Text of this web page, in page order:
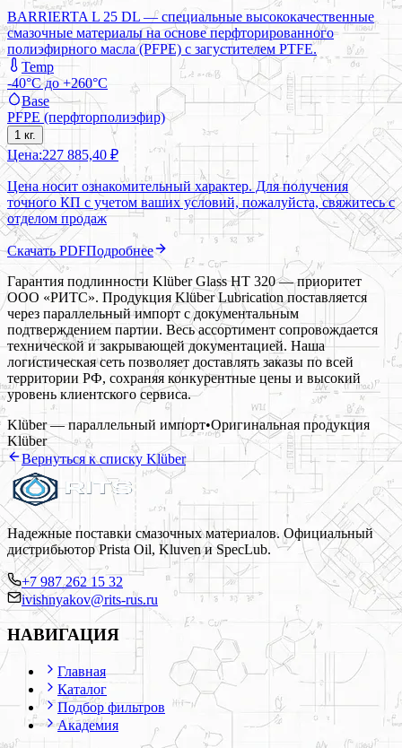
BARRIERTA L 25 DL — специальные высококачественные
смазочные материалы на основе перфторированного
полиэфирного масла (PFPE) с загустителем PTFE.
Temp
-40°C до +260°C
Base
PFPE (перфторполиэфир)
1 кг.
Цена:227 885,40 ₽
Цена носит ознакомительный характер. Для получения
точного КП с учетом ваших условий, пожалуйста, свяжитесь с
отделом продаж
Скачать PDFПодробнее
Гарантия подлинности Klüber Glass HT 320 — приоритет
ООО «РИТС». Продукция Klüber Lubrication поставляется
через параллельный импорт с документальным
подтверждением партии. Весь ассортимент сопровождается
технической и закрывающей документацией. Наша
логистическая сеть позволяет доставлять заказы по всей
территории РФ, сохраняя конкурентные цены и высокий
уровень клиентского сервиса.
Klüber — параллельный импорт•Оригинальная продукция
Klüber
Вернуться к списку Klüber
Надежные поставки смазочных материалов. Официальный
дистрибьютор Prista Oil, Kluven и SpecLub.
+7 987 262 15 32
ivishnyakov@rits-rus.ru
НАВИГАЦИЯ
Главная
Каталог
Подбор фильтров
Академия